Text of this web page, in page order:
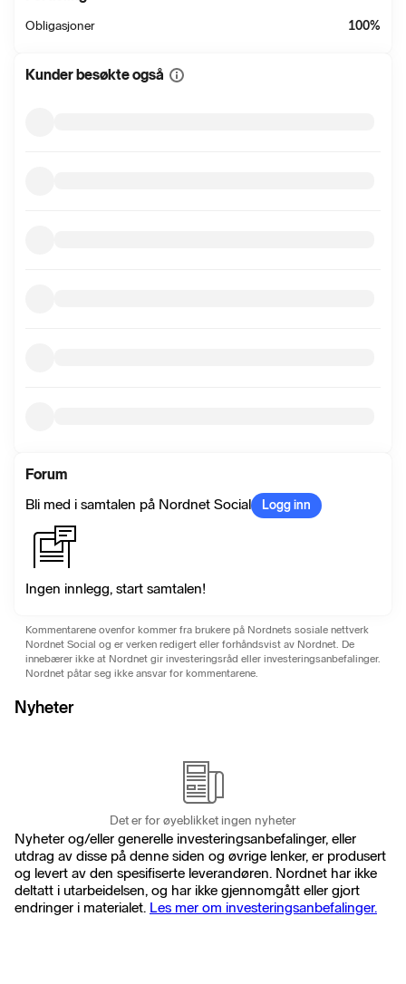
Obligasjoner 100%
Kunder besøkte også Vis
Forum
Bli med i samtalen på Nordnet Social
Logg inn
Ingen innlegg, start samtalen!
Kommentarene ovenfor kommer fra brukere på Nordnets sosiale nettverk
Nordnet Social og er verken redigert eller forhåndsvist av Nordnet. De
innebærer ikke at Nordnet gir investeringsråd eller investeringsanbefalinger.
Nordnet påtar seg ikke ansvar for kommentarene.
Nyheter
Det er for øyeblikket ingen nyheter
Nyheter og/eller generelle investeringsanbefalinger, eller
utdrag av disse på denne siden og øvrige lenker, er produsert
og levert av den spesifiserte leverandøren. Nordnet har ikke
deltatt i utarbeidelsen, og har ikke gjennomgått eller gjort
endringer i materialet. Les mer om investeringsanbefalinger.